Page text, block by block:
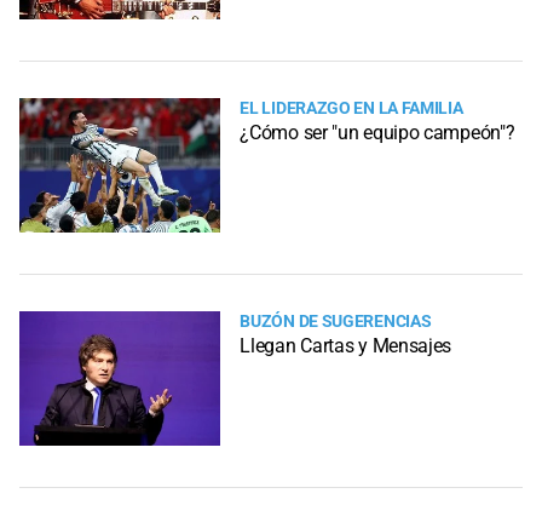
EL LIDERAZGO EN LA FAMILIA
¿Cómo ser "un equipo campeón"?
BUZÓN DE SUGERENCIAS
Llegan Cartas y Mensajes